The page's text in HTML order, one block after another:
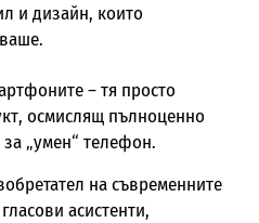
и дизайн, които
– тя просто
осмислящ пълноценно
„умен“ телефон.
на съвременните
асистенти,